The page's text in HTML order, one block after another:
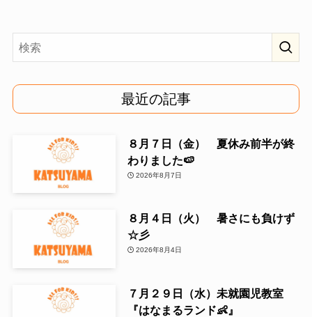
最近の記事
８月７日（金） 夏休み前半が終
わりました🍉
2026年8月7日
８月４日（火） 暑さにも負けず
☆彡
2026年8月4日
７月２９日（水）未就園児教室
『はなまるランド👶』